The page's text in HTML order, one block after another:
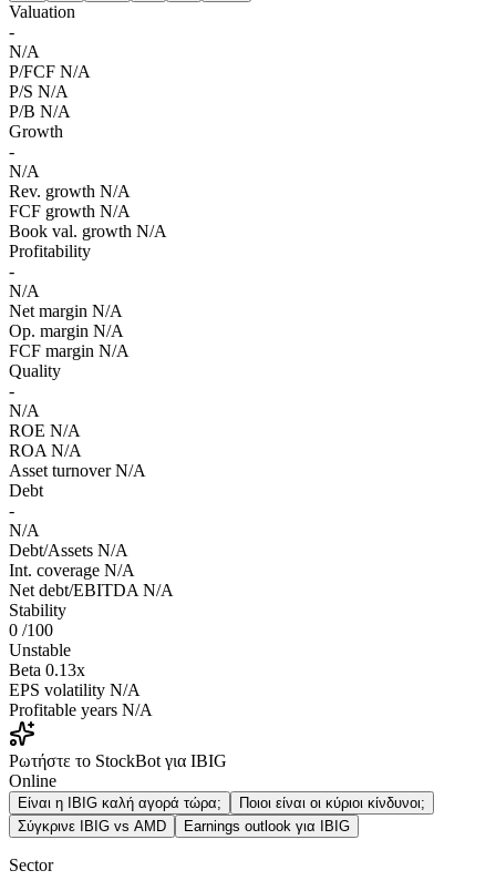
Valuation
-
N/A
P/FCF N/A
P/S N/A
P/B N/A
Growth
-
N/A
Rev. growth N/A
FCF growth N/A
Book val. growth N/A
Profitability
-
N/A
Net margin N/A
Op. margin N/A
FCF margin N/A
Quality
-
N/A
ROE N/A
ROA N/A
Asset turnover N/A
Debt
-
N/A
Debt/Assets N/A
Int. coverage N/A
Net debt/EBITDA N/A
Stability
0 /100
Unstable
Beta 0.13x
EPS volatility N/A
Profitable years N/A
Ρωτήστε το StockBot για IBIG
Online
Είναι η IBIG καλή αγορά τώρα;
Ποιοι είναι οι κύριοι κίνδυνοι;
Σύγκρινε IBIG vs AMD
Earnings outlook για IBIG
Sector